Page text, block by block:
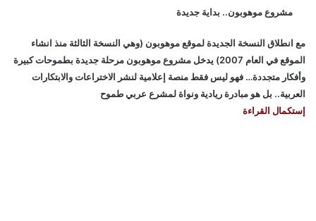
مشروع موهوبون.. بداية جديدة
مع انطلاق النسخة الجديدة لموقع موهوبون (وهي النسخة الثالثة منذ انشاء
الموقع في العام 2007) يدخل مشروع موهوبون مرحلة جديدة بطموحات كبيرة
وأفكار متجددة… فهو ليس فقط منصة إعلامية لنشر الاختراعات والابتكارات
العربية.. بل هو مبادرة ريادية ونواة لمشرع عربي طموح
إستكمال القراءة